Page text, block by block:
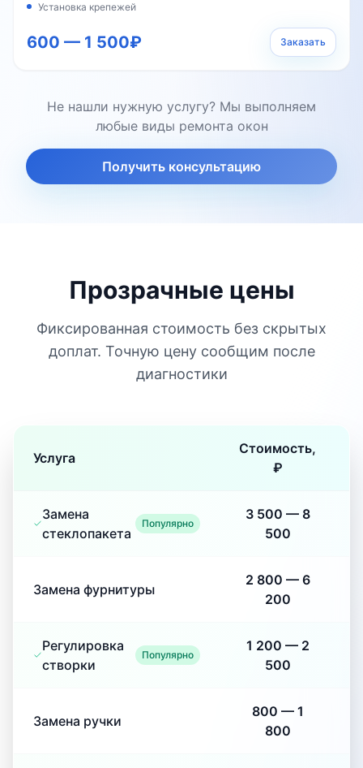
Установка крепежей
600 — 1 500₽ Заказать
Не нашли нужную услугу? Мы выполняем
любые виды ремонта окон
Получить консультацию
Прозрачные цены
Фиксированная стоимость без скрытых
доплат. Точную цену сообщим после
диагностики
Услуга
Стоимость,
₽
Замена
стеклопакета
Популярно
3 500 — 8
500
Замена фурнитуры
2 800 — 6
200
Регулировка
створки
Популярно
1 200 — 2
500
Замена ручки
800 — 1
800